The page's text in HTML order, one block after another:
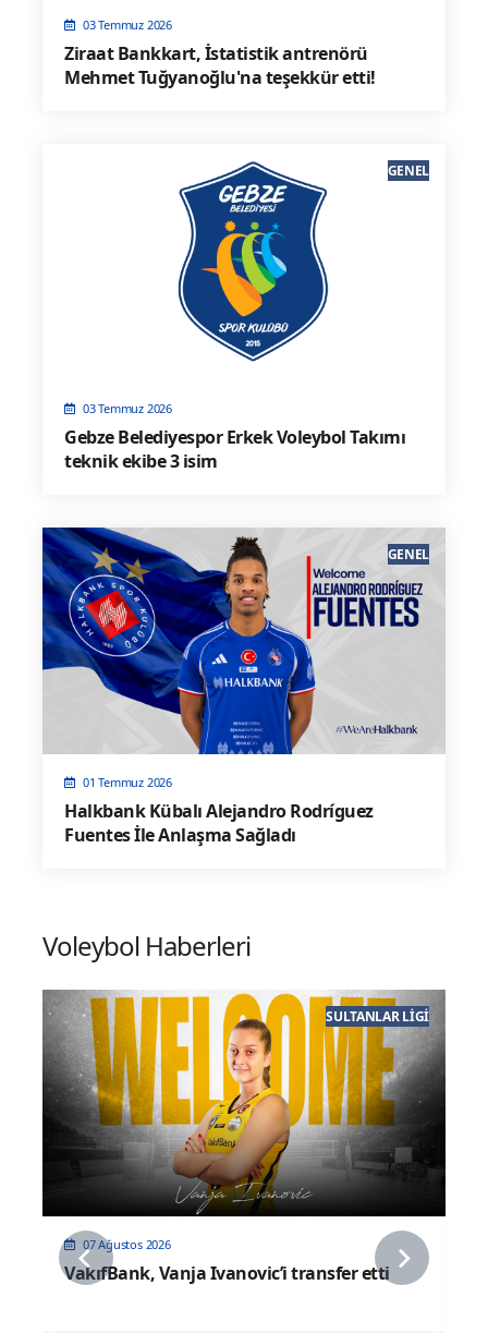
03 Temmuz 2026
Ziraat Bankkart, İstatistik antrenörü
Mehmet Tuğyanoğlu'na teşekkür etti!
03 Temmuz 2026
Gebze Belediyespor Erkek Voleybol Takımı
teknik ekibe 3 isim
GENEL
01 Temmuz 2026
Halkbank Kübalı Alejandro Rodríguez
Fuentes İle Anlaşma Sağladı
GENEL
Voleybol Haberleri
07 Ağustos 2026
GENEL